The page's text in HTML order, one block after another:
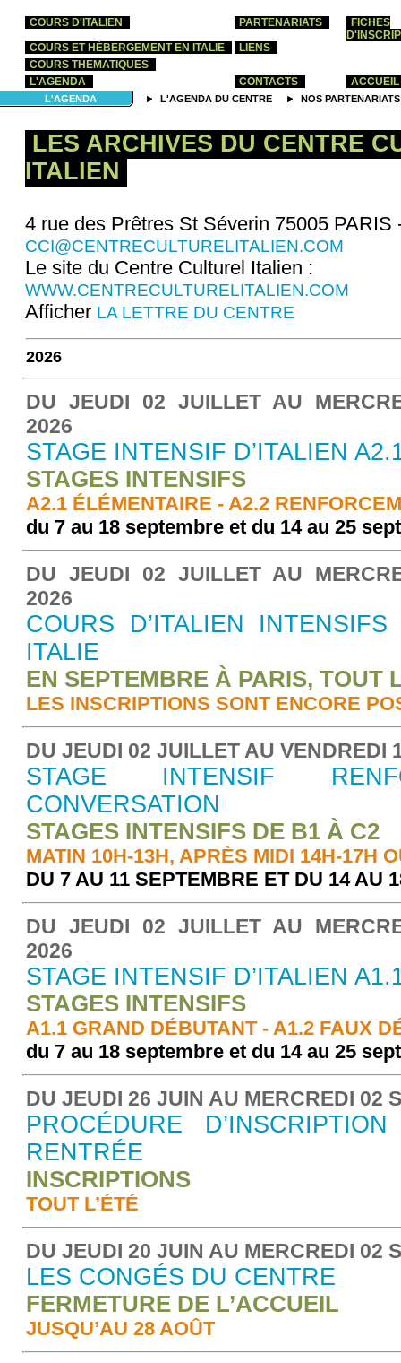
COURS D'ITALIEN PARTENARIATS
FICHES
COURS ET HÉBERGEMENT EN ITALIE
LIENS
COURS THEMATIQUES
L'AGENDA
CONTACTS ACCUEIL
L'AGENDA L'AGENDA DU CENTRE NOS PARTENARIATS
LES ARCHIVES DU CENTRE
ITALIEN
4 rue des Prêtres St Séverin 75005 PARIS
CCI@CENTRECULTURELITALIEN.COM
Le site du Centre Culturel Italien :
WWW.CENTRECULTURELITALIEN.COM
Afficher LA LETTRE DU CENTRE
2026
DU JEUDI 02 JUILLET AU
2026
STAGE INTENSIF D’ITALIEN
STAGES INTENSIFS
A2.1 ÉLÉMENTAIRE - A2.2
du 7 au 18 septembre et du 14 au 25
DU JEUDI 02 JUILLET AU
2026
COURS D’ITALIEN
ITALIE
EN SEPTEMBRE À PARIS, TOUT
LES INSCRIPTIONS SONT ENCORE
DU JEUDI 02 JUILLET AU VENDREDI
STAGE INTENSIF
CONVERSATION
STAGES INTENSIFS DE B1 À C2
MATIN 10H-13H, APRÈS MIDI 14H-17H
DU 7 AU 11 SEPTEMBRE ET DU 14 AU
DU JEUDI 02 JUILLET AU
2026
STAGE INTENSIF D’ITALIEN
STAGES INTENSIFS
A1.1 GRAND DÉBUTANT - A1.2 FAUX
du 7 au 18 septembre et du 14 au 25
DU JEUDI 26 JUIN AU MERCREDI 02
PROCÉDURE
RENTRÉE
INSCRIPTIONS
TOUT L’ÉTÉ
DU JEUDI 20 JUIN AU MERCREDI 02
LES CONGÉS DU CENTRE
FERMETURE DE L’ACCUEIL
JUSQU’AU 28 AOÛT